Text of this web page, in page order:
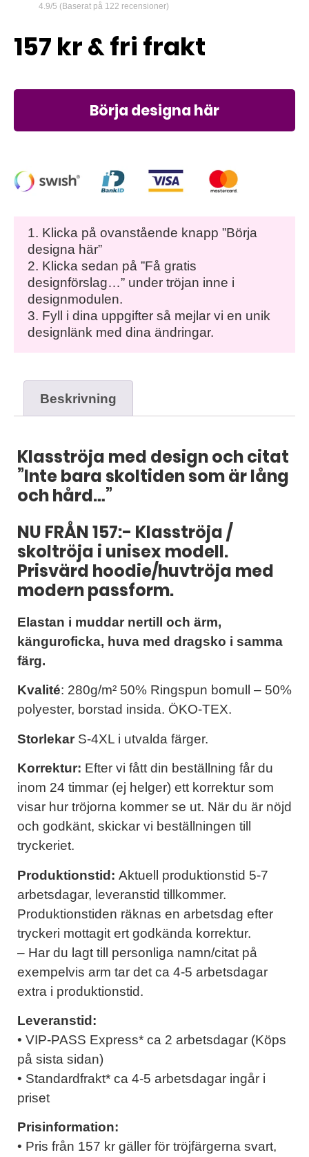
4.9/5 (Baserat på 122 recensioner)
157kr
Börja designa här
1. Klicka på ovanstående knapp ”Börja
designa här”
2. Klicka sedan på ”Få gratis
designförslag…” under tröjan inne i
designmodulen.
3. Fyll i dina uppgifter så mejlar vi en unik
designlänk med dina ändringar.
Beskrivning
Klasströja med design och citat
”Inte bara skoltiden som är lång
och hård…”
NU FRÅN 157:- Klasströja /
skoltröja i unisex modell.
Prisvärd hoodie/huvtröja med
modern passform.
Elastan i muddar nertill och ärm,
känguroficka, huva med dragsko i samma
färg.
Kvalité: 280g/m² 50% Ringspun bomull – 50%
polyester, borstad insida. ÖKO-TEX.
Storlekar S-4XL i utvalda färger.
Korrektur: Efter vi fått din beställning får du
inom 24 timmar (ej helger) ett korrektur som
visar hur tröjorna kommer se ut. När du är nöjd
och godkänt, skickar vi beställningen till
tryckeriet.
Produktionstid: Aktuell produktionstid 5-7
arbetsdagar, leveranstid tillkommer.
Produktionstiden räknas en arbetsdag efter
tryckeri mottagit ert godkända korrektur.
– Har du lagt till personliga namn/citat på
exempelvis arm tar det ca 4-5 arbetsdagar
extra i produktionstid.
Leveranstid:
• VIP-PASS Express* ca 2 arbetsdagar (Köps
på sista sidan)
• Standardfrakt* ca 4-5 arbetsdagar ingår i
priset
Prisinformation:
• Pris från 157 kr gäller för tröjfärgerna svart,